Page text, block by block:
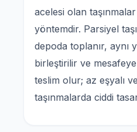
acelesi olan
yöntemdir. Parsiyel
depoda toplanır, aynı
birleştirilir ve
teslim olur; az eşyalı
taşınmalarda ciddi